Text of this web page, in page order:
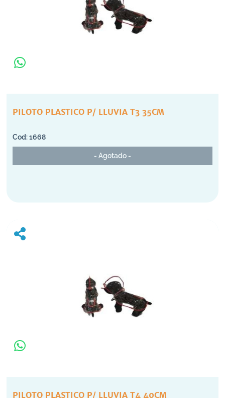
PILOTO PLASTICO P/ LLUVIA T3 35CM
1668
- Agotado -
PILOTO PLASTICO P/ LLUVIA T4 40CM